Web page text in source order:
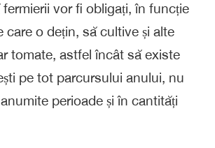
vor fi obligați, în funcție
care o dețin, să cultive și alte
tomate, astfel încât să existe
pe tot parcursului anului, nu
perioade și în cantități